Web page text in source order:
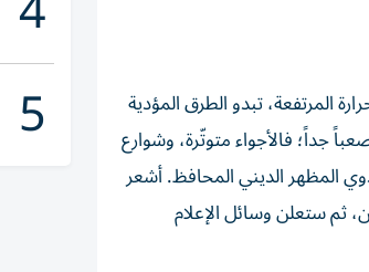
المرتفعة، تبدو الطرق المؤدية
جداً؛ فالأجواء متوتّرة، وشوارع
المظهر الديني المحافظ. أشعر
ثم ستعلن وسائل الإعلام
5